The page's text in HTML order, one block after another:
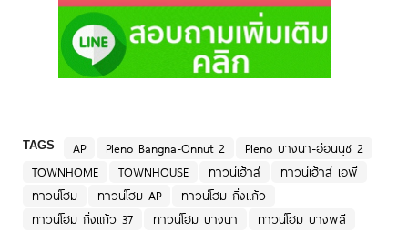
TAGS AP Pleno Bangna-Onnut 2
Pleno บางนา-อ่อนนุช 2
TOWNHOME
TOWNHOUSE ทาวน์เฮ้าส์
ทาวน์เฮ้าส์ เอพี
ทาวน์โฮม
ทาวน์โฮม AP
ทาวน์โฮม กิ่งแก้ว
ทาวน์โฮม กิ่งแก้ว 37
ทาวน์โฮม บางนา
ทาวน์โฮม บางพลี